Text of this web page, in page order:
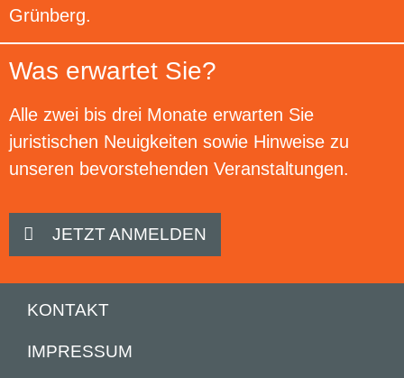
Grünberg.
Was erwartet Sie?
Alle zwei bis drei Monate erwarten Sie
juristischen Neuigkeiten sowie Hinweise zu
unseren bevorstehenden Veranstaltungen.
JETZT ANMELDEN
KONTAKT
IMPRESSUM